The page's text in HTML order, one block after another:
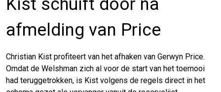
Kist schuift door na
afmelding van Price
Christian Kist profiteert van het afhaken van Gerwyn Price.
Omdat de Welshman zich al voor de start van het toernooi
had teruggetrokken, is Kist volgens de regels direct in het